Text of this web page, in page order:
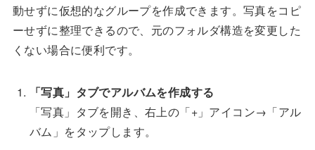
動せずに仮想的なグループを作成できます。写真をコピ
ーせずに整理できるので、元のフォルダ構造を変更した
くない場合に便利です。
「写真」タブでアルバムを作成する
「写真」タブを開き、右上の「+」アイコン→「アル
バム」をタップします。